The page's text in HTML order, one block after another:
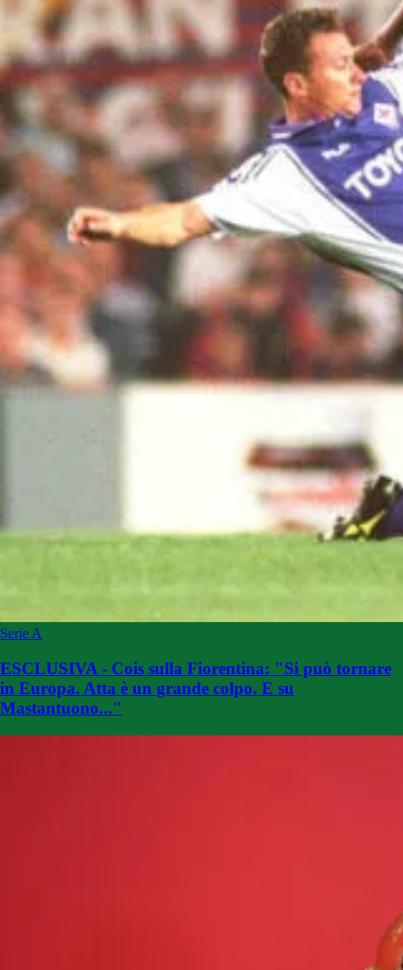
Serie A
ESCLUSIVA - Cois sulla Fiorentina: "Si può tornare
in Europa. Atta è un grande colpo. E su
Mastantuono..."